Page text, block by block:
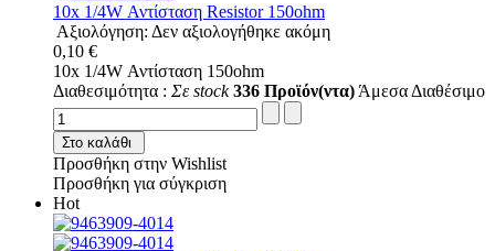
10x 1/4W Αντίσταση Resistor 150ohm
Αξιολόγηση: Δεν αξιολογήθηκε ακόμη
0,10 €
10x 1/4W Αντίσταση 150ohm
Διαθεσιμότητα : Σε stock 336 Προϊόν(ντα) Άμεσα Διαθέσιμο
Στο καλάθι
Προσθήκη στην Wishlist
Προσθήκη για σύγκριση
Hot